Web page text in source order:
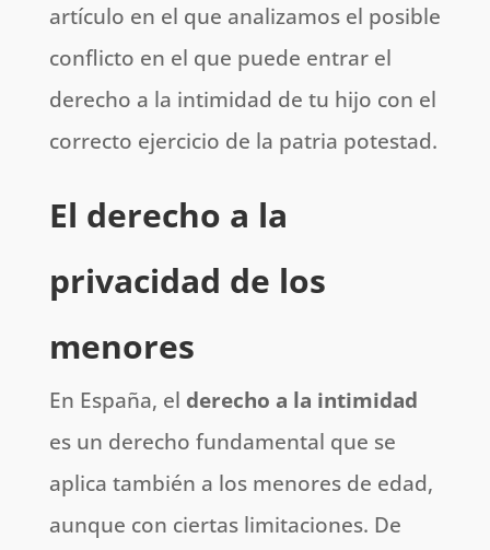
artículo en el que analizamos el posible
conflicto en el que puede entrar el
derecho a la intimidad de tu hijo con el
correcto ejercicio de la patria potestad.
El derecho a la
privacidad de los
menores
En España, el derecho a la intimidad
es un derecho fundamental que se
aplica también a los menores de edad,
aunque con ciertas limitaciones. De